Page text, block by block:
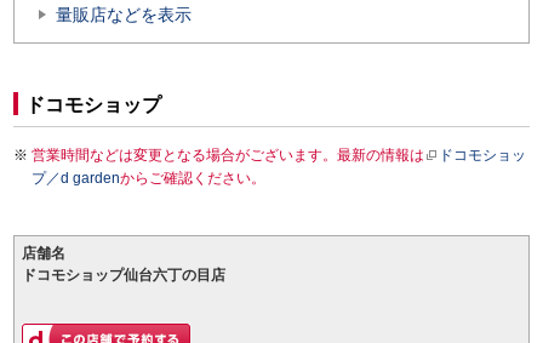
量販店などを表示
ドコモショップ
営業時間などは変更となる場合がございます。最新の情報は
ドコモショッ
プ／d gardenからご確認ください。
店舗名
ドコモショップ仙台六丁の目店